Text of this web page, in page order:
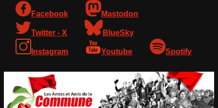
Facebook Mastodon
Twitter - X BlueSky
Instagram Youtube Spotify